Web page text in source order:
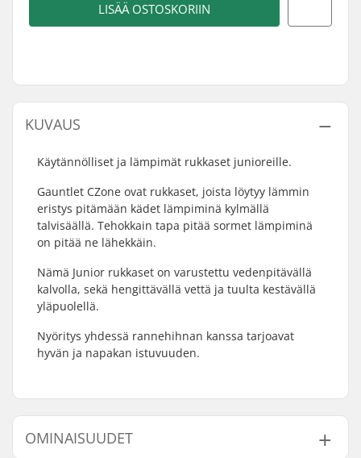
LISÄÄ OSTOSKORIIN
KUVAUS
Käytännölliset ja lämpimät rukkaset junioreille.
Gauntlet CZone ovat rukkaset, joista löytyy lämmin
eristys pitämään kädet lämpiminä kylmällä
talvisäällä. Tehokkain tapa pitää sormet lämpiminä
on pitää ne lähekkäin.
Nämä Junior rukkaset on varustettu vedenpitävällä
kalvolla, sekä hengittävällä vettä ja tuulta kestävällä
yläpuolellä.
Nyöritys yhdessä rannehihnan kanssa tarjoavat
hyvän ja napakan istuvuuden.
OMINAISUUDET